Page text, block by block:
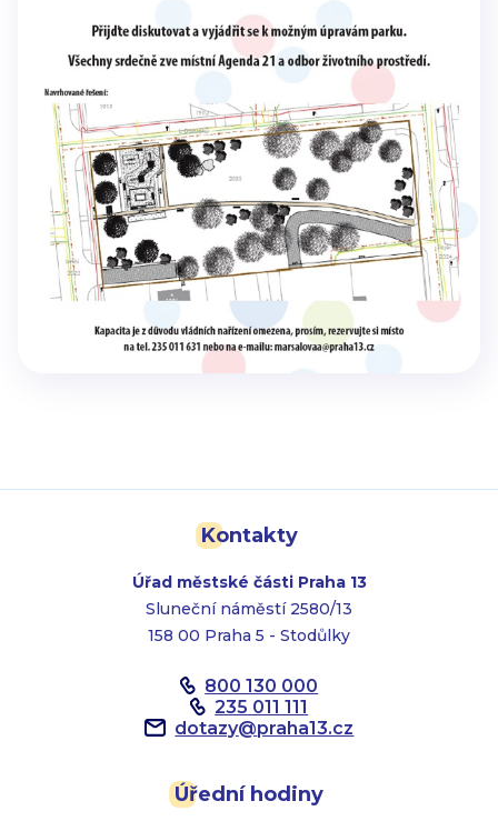
Kontakty
Úřad městské části Praha 13
Sluneční náměstí 2580/13
158 00 Praha 5 - Stodůlky
800 130 000
235 011 111
dotazy@praha13.cz
Úřední hodiny